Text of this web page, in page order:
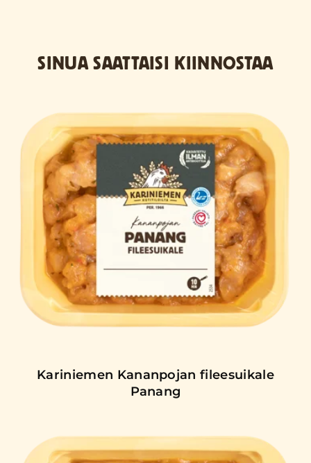
SINUA SAATTAISI KIINNOSTAA
Kariniemen Kananpojan fileesuikale
Panang